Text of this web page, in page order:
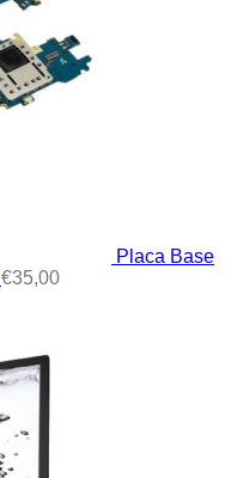
Placa Base
€35,00